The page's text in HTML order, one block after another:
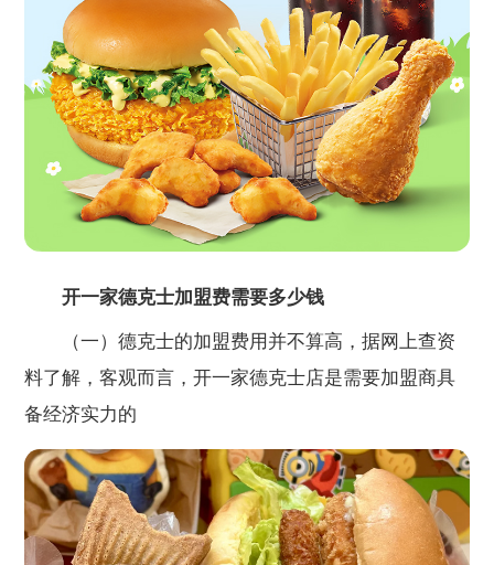
开一家德克士加盟费需要多少钱
（一）德克士的加盟费用并不算高，据网上查资
料了解，客观而言，开一家德克士店是需要加盟商具
备经济实力的